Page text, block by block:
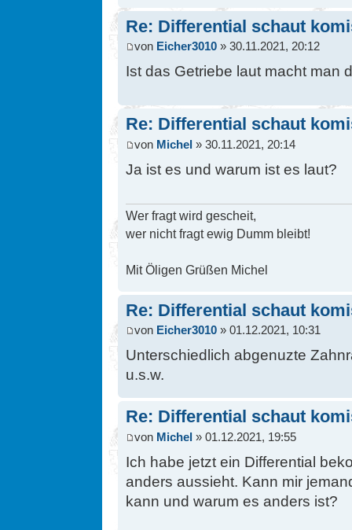
Re: Differential schaut
von Eicher3010 » 30.11.2021, 20:12
Ist das Getriebe laut macht man
Re: Differential schaut
von Michel » 30.11.2021, 20:14
Ja ist es und warum ist es laut?
Wer fragt wird gescheit,
wer nicht fragt ewig Dumm bleibt!
Mit Öligen Grüßen Michel
Re: Differential schaut
von Eicher3010 » 01.12.2021, 10:31
Unterschiedlich abgenuzte
u.s.w.
Re: Differential schaut
von Michel » 01.12.2021, 19:55
Ich habe jetzt ein Differential
anders aussieht. Kann mir
kann und warum es anders ist?